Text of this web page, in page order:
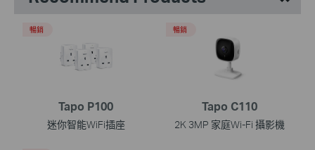
Tapo P100
迷你智能WiFi插座
暢銷
Tapo C110
2K 3MP 家庭Wi-Fi 攝影機
暢銷